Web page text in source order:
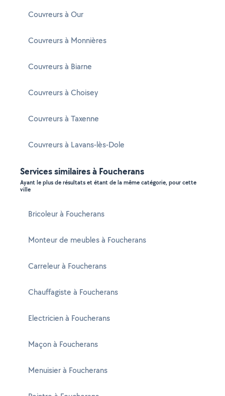
Couvreurs à Our
Couvreurs à Monnières
Couvreurs à Biarne
Couvreurs à Choisey
Couvreurs à Taxenne
Couvreurs à Lavans-lès-Dole
Services similaires à Foucherans
Ayant le plus de résultats et étant de la même catégorie, pour cette
ville
Bricoleur à Foucherans
Monteur de meubles à Foucherans
Carreleur à Foucherans
Chauffagiste à Foucherans
Electricien à Foucherans
Maçon à Foucherans
Menuisier à Foucherans